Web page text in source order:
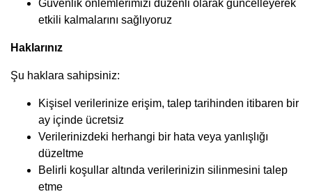
Güvenlik önlemlerimizi düzenli olarak güncelleyerek
etkili kalmalarını sağlıyoruz
Haklarınız
Şu haklara sahipsiniz:
Kişisel verilerinize erişim, talep tarihinden itibaren bir
ay içinde ücretsiz
Verilerinizdeki herhangi bir hata veya yanlışlığı
düzeltme
Belirli koşullar altında verilerinizin silinmesini talep
etme